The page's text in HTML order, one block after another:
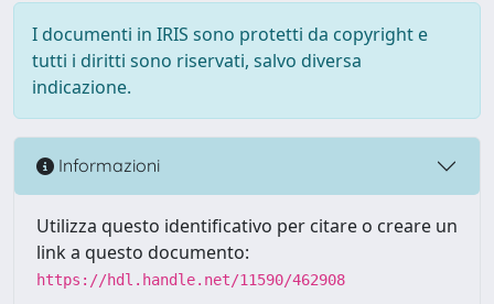
I documenti in IRIS sono protetti da copyright e
tutti i diritti sono riservati, salvo diversa
indicazione.
Informazioni
Utilizza questo identificativo per citare o creare un
link a questo documento:
https://hdl.handle.net/11590/462908